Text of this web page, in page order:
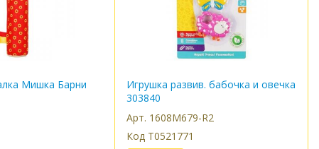
Мишка Барни
Игрушка развив. бабочка и овечка
303840
Арт. 1608M679-R2
Код Т0521771